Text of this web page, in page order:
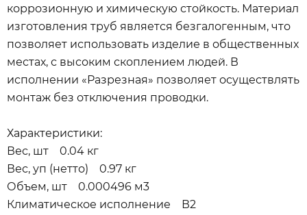
коррозионную и химическую стойкость. Материал
изготовления труб является безгалогенным, что
позволяет использовать изделие в общественных
местах, с высоким скоплением людей. В
исполнении «Разрезная» позволяет осуществлять
монтаж без отключения проводки.
Характеристики:
Вес, шт 0.04 кг
Вес, уп (нетто) 0.97 кг
Объем, шт 0.000496 м3
Климатическое исполнение В2